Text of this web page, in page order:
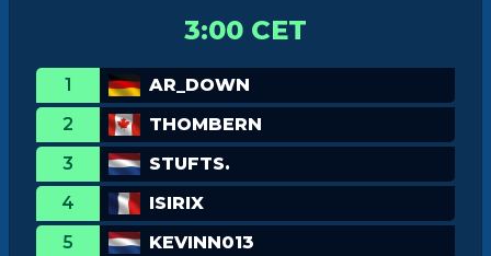
3:00 CET
1
AR_DOWN
2
THOMBERN
3
STUFTS.
4
ISIRIX
5
KEVINN013